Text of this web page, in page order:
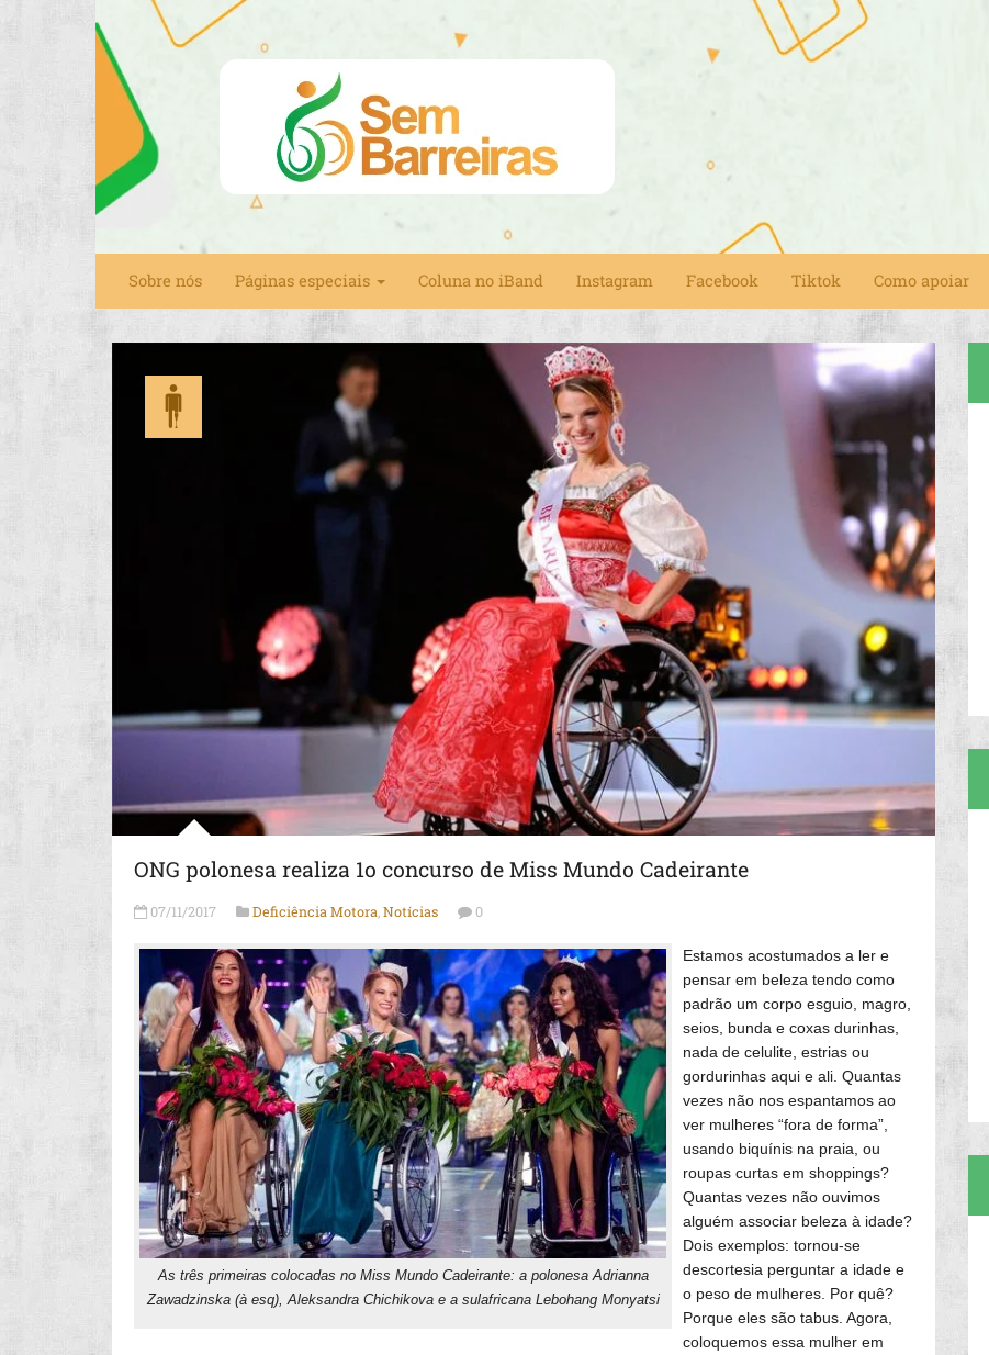
Sobre nós Páginas especiais Coluna no iBand Instagram Facebook Tiktok Como apoiar
ONG polonesa realiza 1o concurso de Miss Mundo Cadeirante
07/11/2017 Deficiência Motora Notícias 0
As três primeiras colocadas no Miss Mundo Cadeirante: a polonesa Adrianna
Zawadzinska (à esq), Aleksandra Chichikova e a sulafricana Lebohang Monyatsi
Estamos acostumados a ler e
pensar em beleza tendo como
padrão um corpo esguio, magro,
seios, bunda e coxas durinhas,
nada de celulite, estrias ou
gordurinhas aqui e ali. Quantas
vezes não nos espantamos ao
ver mulheres “fora de forma”,
usando biquínis na praia, ou
roupas curtas em shoppings?
Quantas vezes não ouvimos
alguém associar beleza à idade?
Dois exemplos: tornou-se
descortesia perguntar a idade e
o peso de mulheres. Por quê?
Porque eles são tabus. Agora,
coloquemos essa mulher em